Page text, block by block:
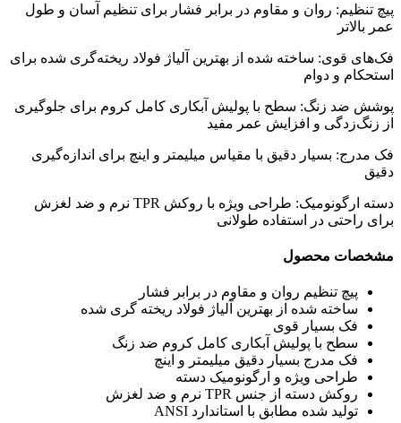
پیچ تنظیم: روان و مقاوم در برابر فشار برای تنظیم آسان و طول
عمر بالاتر
فک‌های قوی: ساخته شده از بهترین آلیاژ فولاد ریخته‌گری شده برای
استحکام و دوام
پوشش ضد زنگ: سطح با پولیش آبکاری کامل کروم برای جلوگیری
از زنگ‌زدگی و افزایش عمر مفید
فک مدرج: بسیار دقیق با مقیاس میلیمتر و اینچ برای اندازه‌گیری
دقیق
دسته ارگونومیک: طراحی ویژه با روکش TPR نرم و ضد لغزش
برای راحتی در استفاده طولانی
مشخصات محصول
پیچ تنظیم روان و مقاوم در برابر فشار
ساخته شده از بهترین آلیاژ فولاد ریخته گری شده
فک بسیار قوی
سطح با پولیش آبکاری کامل کروم ضد زنگ
فک مدرج بسیار دقیق میلیمتر و اینچ
طراحی ویژه و ارگونومیک دسته
روکش دسته از جنس TPR نرم و ضد لغزش
تولید شده مطابق با استاندارد ANSI